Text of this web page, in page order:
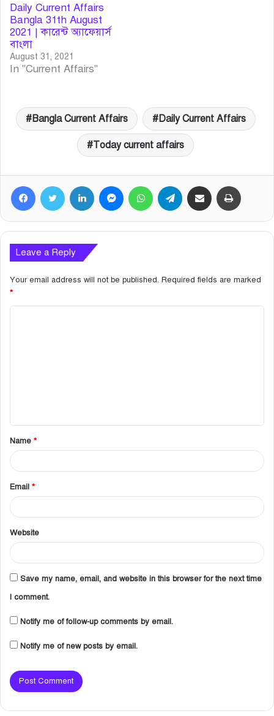
Daily Current Affairs
Bangla 31th August
2021 | কারেন্ট অ্যাফেয়ার্স
বাংলা
August 31, 2021
In "Current Affairs"
Bangla Current Affairs Daily Current Affairs
Today current affairs
Facebook Twitter LinkedIn MessengerWhatsApp Telegram Share via Email
Leave a Reply
Your email address will not be published. Required fields are marked
*
t
*
Name *
Email *
Website
Save my name, email, and website in this browser for the next time
I comment.
Notify me of follow-up comments by email.
Notify me of new posts by email.